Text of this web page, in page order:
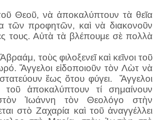
Θεοῦ, νὰ ἀποκαλύπτουν τὰ θεῖα
τῶν προφητῶν, καὶ νὰ διακονοῦν
τους. Αὐτὰ τὰ βλέπουμε σὲ πολλὰ
τοὺς φιλοξενεῖ καὶ κεῖνοι τοῦ
Ἄγγελοι εἰδοποιοῦν τὸν Λὼτ νὰ
ἕως ὅτου φύγει.
Ἄγγελοι
τοῦ ἀποκαλύπτουν τί σημαίνουν
Ἰωάννη τὸν Θεολόγο στὴν
στὸ Ζαχαρία καὶ τοῦ ἀναγγέλλει